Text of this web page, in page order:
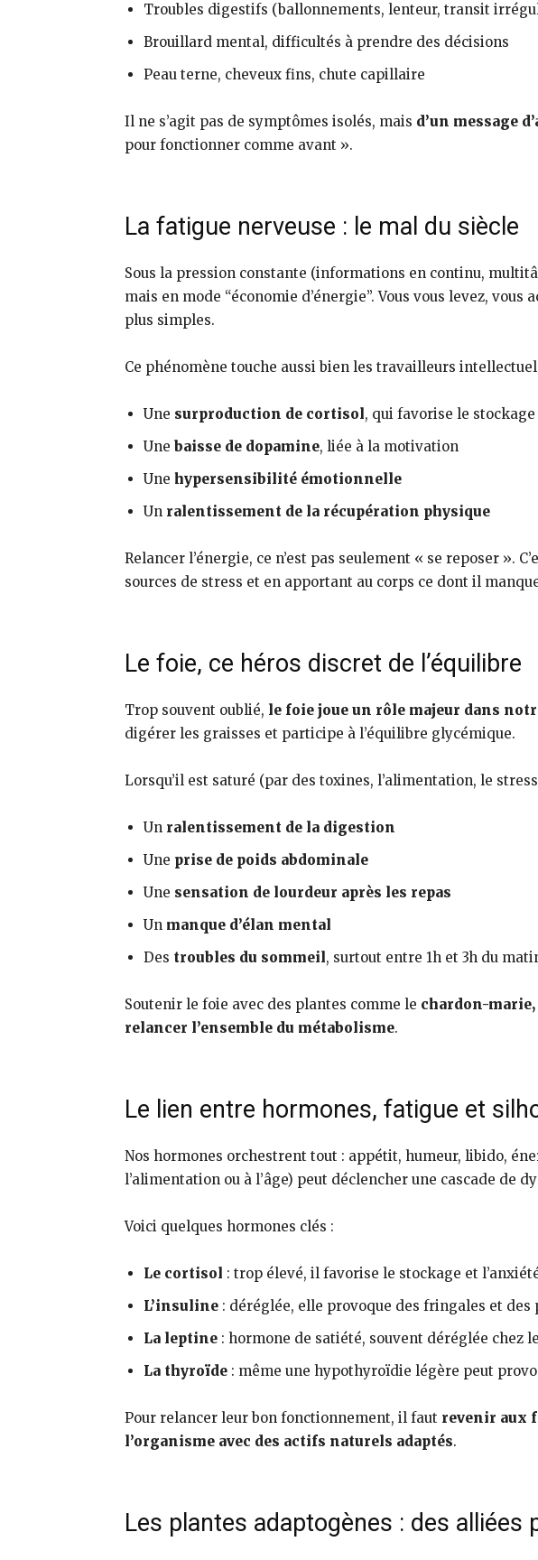
Troubles digestifs (ballonnements, lenteur, transit
Brouillard mental, difficultés à prendre des décisions
Peau terne, cheveux fins, chute capillaire
Il ne s’agit pas de symptômes isolés, mais d’un message
pour fonctionner comme avant ».
La fatigue nerveuse : le mal du siècle
Sous la pression constante (informations en continu,
mais en mode “économie d’énergie”. Vous vous levez, vous
plus simples.
Ce phénomène touche aussi bien les travailleurs
Une surproduction de cortisol, qui favorise le
Une baisse de dopamine, liée à la motivation
Une hypersensibilité émotionnelle
Un ralentissement de la récupération physique
Relancer l’énergie, ce n’est pas seulement « se reposer ».
sources de stress et en apportant au corps ce dont il
Le foie, ce héros discret de l’équilibre
Trop souvent oublié, le foie joue un rôle majeur dans
digérer les graisses et participe à l’équilibre glycémique.
Lorsqu’il est saturé (par des toxines, l’alimentation, le
Un ralentissement de la digestion
Une prise de poids abdominale
Une sensation de lourdeur après les repas
Un manque d’élan mental
Des troubles du sommeil, surtout entre 1h et 3h du
Soutenir le foie avec des plantes comme le chardon-
relancer l’ensemble du métabolisme.
Le lien entre hormones, fatigue et
Nos hormones orchestrent tout : appétit, humeur, libido,
l’alimentation ou à l’âge) peut déclencher une cascade de
Voici quelques hormones clés :
Le cortisol : trop élevé, il favorise le stockage et
L’insuline : déréglée, elle provoque des fringales et des
La leptine : hormone de satiété, souvent déréglée chez
La thyroïde : même une hypothyroïdie légère peut
Pour relancer leur bon fonctionnement, il faut revenir aux
l’organisme avec des actifs naturels adaptés.
Les plantes adaptogènes : des